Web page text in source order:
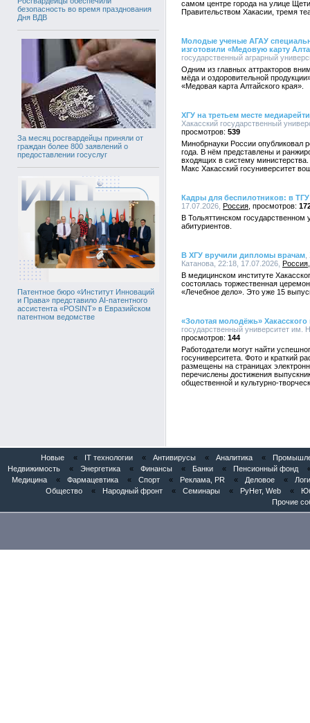
безопасность во время празднования
Дня ВДВ
За месяц росгвардейцы приняли от
граждан более 800 заявлений о
предоставлении госуслуг
Патентное бюро «Институт Инноваций
и Права» представило AI-патентного
ассистента «POSINT» в Евразийском
патентном ведомстве
самом центре города на улице
Правительством Хакасии, тремя
Молодые ученые АГАУ
изготовили «Медовую карту
государственный аграрный
Одним из главных аттракторов
мёда и оздоровительной
«Медовая карта Алтайского края».
ХГУ на третьем месте
Хакасский государственный
539
Минобрнауки России опубликовал
года. В нём представлены и
входящих в систему
Макс Хакасский госуниверситет
Кадры для беспилотников: в
17.07.2026, Россия
В Тольяттинском
абитуриентов.
В ХГУ вручили дипломы врачам
Катанова, 22:18, 17.07.2026, Россия
В медицинском институте
состоялась торжественная
«Лечебное дело». Это уже 15
«Золотая молодёжь» Хакасского
государственный университет им.
144
Работодатели могут найти
госуниверситета. Фото и краткий
размещены на страницах
перечислены достижения
общественной и культурно-
Новые « IT технологии « Антивирусы « Аналитика «
Недвижимость
« Энергетика « Финансы « Банки « Пенсионный фонд
Медицина
« Фармацевтика « Спорт « Реклама, PR « Деловое «
Общество
« Народный фронт « Семинары « РуНет, Web «
Прочие